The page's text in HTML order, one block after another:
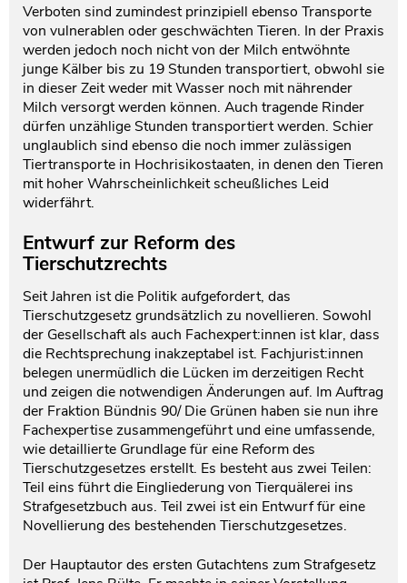
Verboten sind zumindest prinzipiell ebenso Transporte
von vulnerablen oder geschwächten Tieren. In der Praxis
werden jedoch noch nicht von der Milch entwöhnte
junge Kälber bis zu 19 Stunden transportiert, obwohl sie
in dieser Zeit weder mit Wasser noch mit nährender
Milch versorgt werden können. Auch tragende Rinder
dürfen unzählige Stunden transportiert werden. Schier
unglaublich sind ebenso die noch immer zulässigen
Tiertransporte in Hochrisikostaaten, in denen den Tieren
mit hoher Wahrscheinlichkeit scheußliches Leid
widerfährt.
Entwurf zur Reform des
Tierschutzrechts
Seit Jahren ist die Politik aufgefordert, das
Tierschutzgesetz grundsätzlich zu novellieren. Sowohl
der Gesellschaft als auch Fachexpert:innen ist klar, dass
die Rechtsprechung inakzeptabel ist. Fachjurist:innen
belegen unermüdlich die Lücken im derzeitigen Recht
und zeigen die notwendigen Änderungen auf. Im Auftrag
der Fraktion Bündnis 90/ Die Grünen haben sie nun ihre
Fachexpertise zusammengeführt und eine umfassende,
wie detaillierte Grundlage für eine Reform des
Tierschutzgesetzes erstellt. Es besteht aus zwei Teilen:
Teil eins führt die Eingliederung von Tierquälerei ins
Strafgesetzbuch aus. Teil zwei ist ein Entwurf für eine
Novellierung des bestehenden Tierschutzgesetzes.
Der Hauptautor des ersten Gutachtens zum Strafgesetz